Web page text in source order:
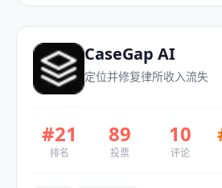
CaseGap AI
定位并修复律所收入流失
#21
排名
89
投票
10
评论